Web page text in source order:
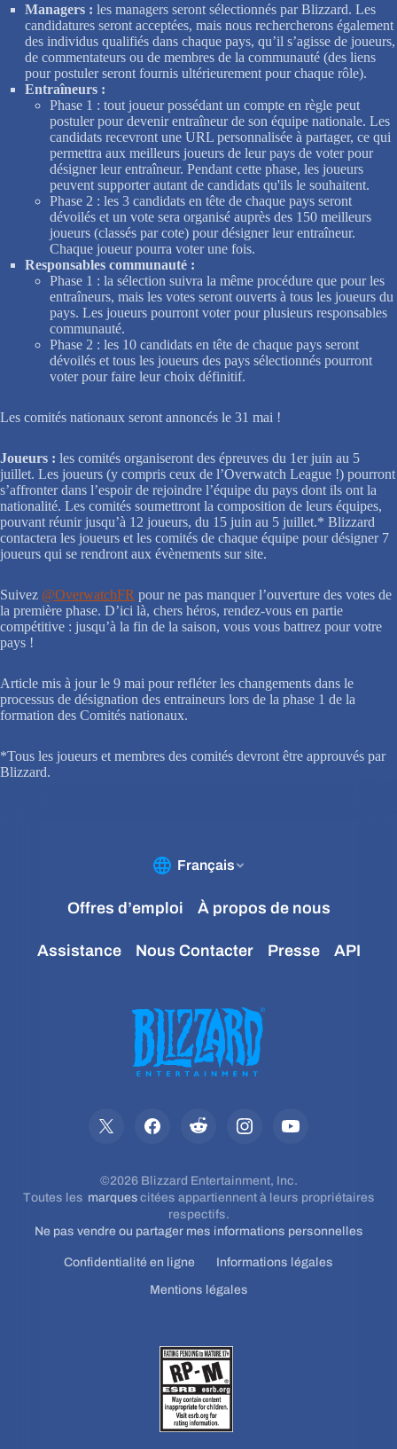
Managers : les managers seront sélectionnés par Blizzard. Les
candidatures seront acceptées, mais nous rechercherons également
des individus qualifiés dans chaque pays, qu’il s’agisse de joueurs,
de commentateurs ou de membres de la communauté (des liens
pour postuler seront fournis ultérieurement pour chaque rôle).
Entraîneurs :
Phase 1 : tout joueur possédant un compte en règle peut
postuler pour devenir entraîneur de son équipe nationale. Les
candidats recevront une URL personnalisée à partager, ce qui
permettra aux meilleurs joueurs de leur pays de voter pour
désigner leur entraîneur. Pendant cette phase, les joueurs
peuvent supporter autant de candidats qu'ils le souhaitent.
Phase 2 : les 3 candidats en tête de chaque pays seront
dévoilés et un vote sera organisé auprès des 150 meilleurs
joueurs (classés par cote) pour désigner leur entraîneur.
Chaque joueur pourra voter une fois.
Responsables communauté :
Phase 1 : la sélection suivra la même procédure que pour les
entraîneurs, mais les votes seront ouverts à tous les joueurs du
pays. Les joueurs pourront voter pour plusieurs responsables
communauté.
Phase 2 : les 10 candidats en tête de chaque pays seront
dévoilés et tous les joueurs des pays sélectionnés pourront
voter pour faire leur choix définitif.
Les comités nationaux seront annoncés le 31 mai !
Joueurs : les comités organiseront des épreuves du 1er juin au 5
juillet. Les joueurs (y compris ceux de l’Overwatch League !) pourront
s’affronter dans l’espoir de rejoindre l’équipe du pays dont ils ont la
nationalité. Les comités soumettront la composition de leurs équipes,
pouvant réunir jusqu’à 12 joueurs, du 15 juin au 5 juillet.* Blizzard
contactera les joueurs et les comités de chaque équipe pour désigner 7
joueurs qui se rendront aux évènements sur site.
Suivez @OverwatchFR pour ne pas manquer l’ouverture des votes de
la première phase. D’ici là, chers héros, rendez-vous en partie
compétitive : jusqu’à la fin de la saison, vous vous battrez pour votre
pays !
Article mis à jour le 9 mai pour refléter les changements dans le
processus de désignation des entraineurs lors de la phase 1 de la
formation des Comités nationaux.
*Tous les joueurs et membres des comités devront être approuvés par
Blizzard.